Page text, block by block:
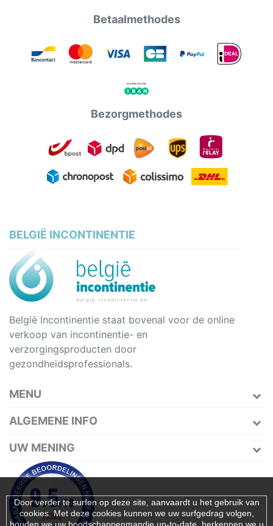
Betaalmethodes
Bezorgmethodes
BELGIË INCONTINENTIE
België Incontinentie staat bovenal voor de online
verkoop van incontinentie- en
verzorgingsproducten door
gezondheidsprofessionals.
MENU
ALGEMENE INFO
Door verder te surfen op deze site, aanvaardt u het gebruik van
cookies. Met deze cookies kunnen we uw surfgedrag volgen,
UW MENING